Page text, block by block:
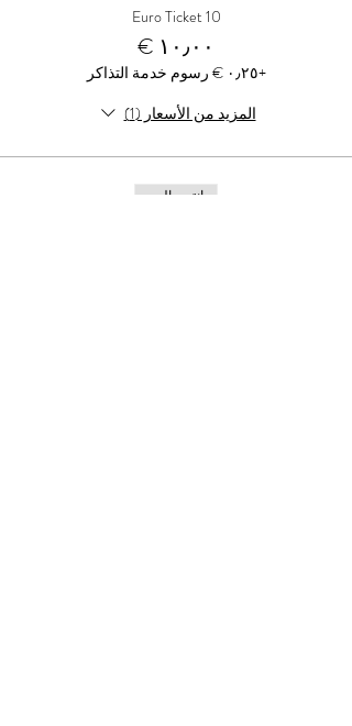
10 Euro Ticket
+‏٠٫٢٥ € رسوم خدمة التذاكر
المزيد من الأسعار (1)
انتهى البيع